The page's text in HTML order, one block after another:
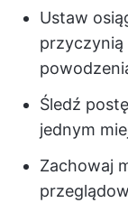
Ustaw
przyczynią
Śledź
jednym
Zachowaj